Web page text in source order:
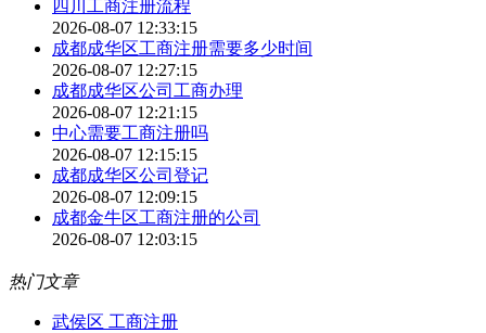
四川工商注册流程
2026-08-07 12:33:15
成都成华区工商注册需要多少时间
2026-08-07 12:27:15
成都成华区公司工商办理
2026-08-07 12:21:15
中心需要工商注册吗
2026-08-07 12:15:15
成都成华区公司登记
2026-08-07 12:09:15
成都金牛区工商注册的公司
2026-08-07 12:03:15
热门文章
武侯区 工商注册